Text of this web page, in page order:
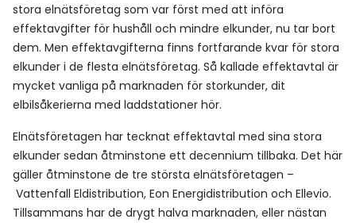
stora elnätsföretag som var först med att införa
effektavgifter för hushåll och mindre elkunder, nu tar bort
dem. Men effektavgifterna finns fortfarande kvar för stora
elkunder i de flesta elnätsföretag. Så kallade effektavtal är
mycket vanliga på marknaden för storkunder, dit
elbilsåkerierna med laddstationer hör.
Elnätsföretagen har tecknat effektavtal med sina stora
elkunder sedan åtminstone ett decennium tillbaka. Det här
gäller åtminstone de tre största elnätsföretagen –
Vattenfall Eldistribution, Eon Energidistribution och Ellevio.
Tillsammans har de drygt halva marknaden, eller nästan